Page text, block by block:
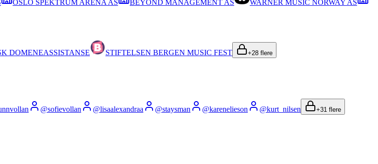
OSLO SPEKTRUM ARENA AS BEYOND MANAGEMENT AS WARNER MUSIC NORWAY AS
DOMENEASSISTANSE STIFTELSEN BERGEN MUSIC FEST +28 flere
@sofievollan @lisaalexandraa @staysman @karenelieson @kurt_nilsen +31 flere